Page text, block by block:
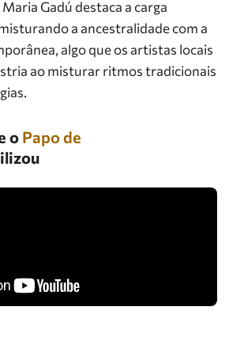
Gadú destaca a carga
a ancestralidade com a
algo que os artistas locais
ao misturar ritmos tradicionais
o Papo de